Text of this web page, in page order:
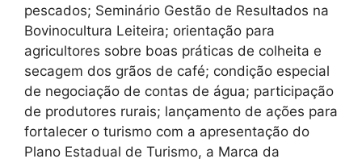
pescados; Seminário Gestão de Resultados na
Bovinocultura Leiteira; orientação para
agricultores sobre boas práticas de colheita e
secagem dos grãos de café; condição especial
de negociação de contas de água; participação
de produtores rurais; lançamento de ações para
fortalecer o turismo com a apresentação do
Plano Estadual de Turismo, a Marca da